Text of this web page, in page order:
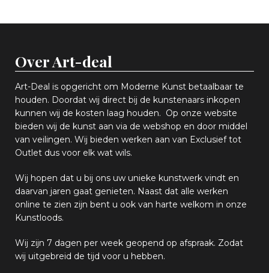
Over Art-deal
Art-Deal is opgericht om Moderne Kunst betaalbaar te
houden. Doordat wij direct bij de kunstenaars inkopen
kunnen wij de kosten laag houden. Op onze website
bieden wij de kunst aan via de webshop en door middel
van veilingen. Wij bieden werken aan van Exclusief tot
Outlet dus voor elk wat wils.
Wij hopen dat u bij ons uw unieke kunstwerk vindt en
daarvan jaren gaat genieten. Naast dat alle werken
online te zien zijn bent u ook van harte welkom in onze
Kunstloods.
Wij zijn 7 dagen per week geopend op afspraak. Zodat
wij uitgebreid de tijd voor u hebben.